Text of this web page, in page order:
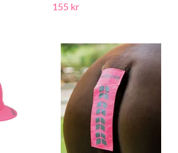
155 kr